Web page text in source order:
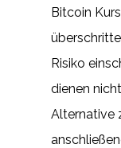
Bitcoin
Risiko
dienen
Alternative